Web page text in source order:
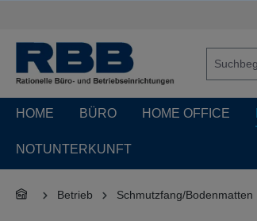
HOME BÜRO HOME OFFICE
NOTUNTERKUNFT
Betrieb Schmutzfang/Bodenmatten